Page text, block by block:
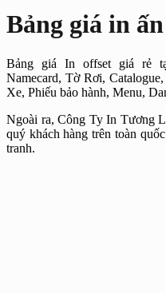
Bảng giá in ấn
Bảng giá In offset giá rẻ
Namecard, Tờ Rơi,
Xe, Phiếu bảo hành, Menu,
Ngoài ra, Công Ty In Tương
quý khách hàng trên toàn
tranh.